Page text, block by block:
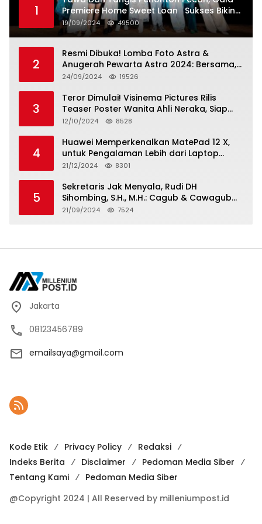
1
Premiere Home Sweet Loan Sukses Bikin
Penonton Lihat Diri Sendiri di Layar
19/09/2024 49500
2
Resmi Dibuka! Lomba Foto Astra &
Anugerah Pewarta Astra 2024: Bersama,
Berkarya, Berkelanjutan
24/09/2024 19526
3
Teror Dimulai! Visinema Pictures Rilis
Teaser Poster Wanita Ahli Neraka, Siap
Tayang di Bioskop 14 November 2024
12/10/2024 8528
4
Huawei Memperkenalkan MatePad 12 X,
untuk Pengalaman Lebih dari Laptop
dengan Layar Ultra Bright dan Desain
Standar Baru untuk Produktivitas di Mana
Saja
21/12/2024 8301
5
Sekretaris Jak Menyala, Rudi DH
Sihombing, S.H., M.H.: Cagub & Cawagub
DKI Jakarta Pramono Anung dan Rano
21/09/2024 7524
Jakarta
08123456789
emailsaya@gmail.com
Kode Etik Privacy Policy
Redaksi
Indeks Berita
Disclaimer
Pedoman Media Siber
Tentang Kami
Pedoman Media Siber
@Copyright 2024 | All Reserved by milleniumpost.id